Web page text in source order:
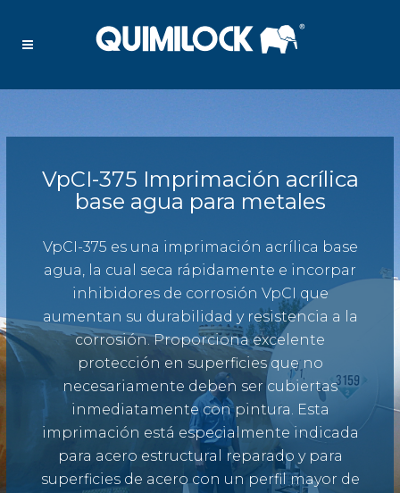
VpCI-375 Imprimación acrílica
base agua para metales
VpCI-375 es una imprimación acrílica base
agua, la cual seca rápidamente e incorpar
inhibidores de corrosión VpCI que
aumentan su durabilidad y resistencia a la
corrosión. Proporciona excelente
protección en superficies que no
necesariamente deben ser cubiertas
inmediatamente con pintura. Esta
imprimación está especialmente indicada
para acero estructural reparado y para
superficies de acero con un perfil mayor de